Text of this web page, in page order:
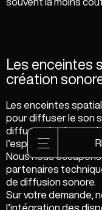
Les enceintes
création
Les enceintes
pour diffuser le son
diffuser des
l’espace.
Nous nous
partenaires
de diffusion sonore.
Sur votre demande,
l’intégration des